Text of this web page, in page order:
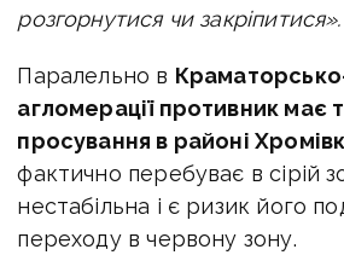
розгорнутися чи закріпитися».
Паралельно в
агломерації противник має
просування в районі
фактично перебуває в сірій
нестабільна і є ризик його
переходу в червону зону.